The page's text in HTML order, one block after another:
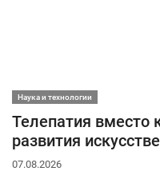
Наука и технологии
Телепатия вместо
развития
07.08.2026